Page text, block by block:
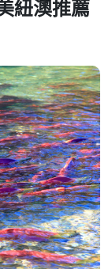
紐澳推薦